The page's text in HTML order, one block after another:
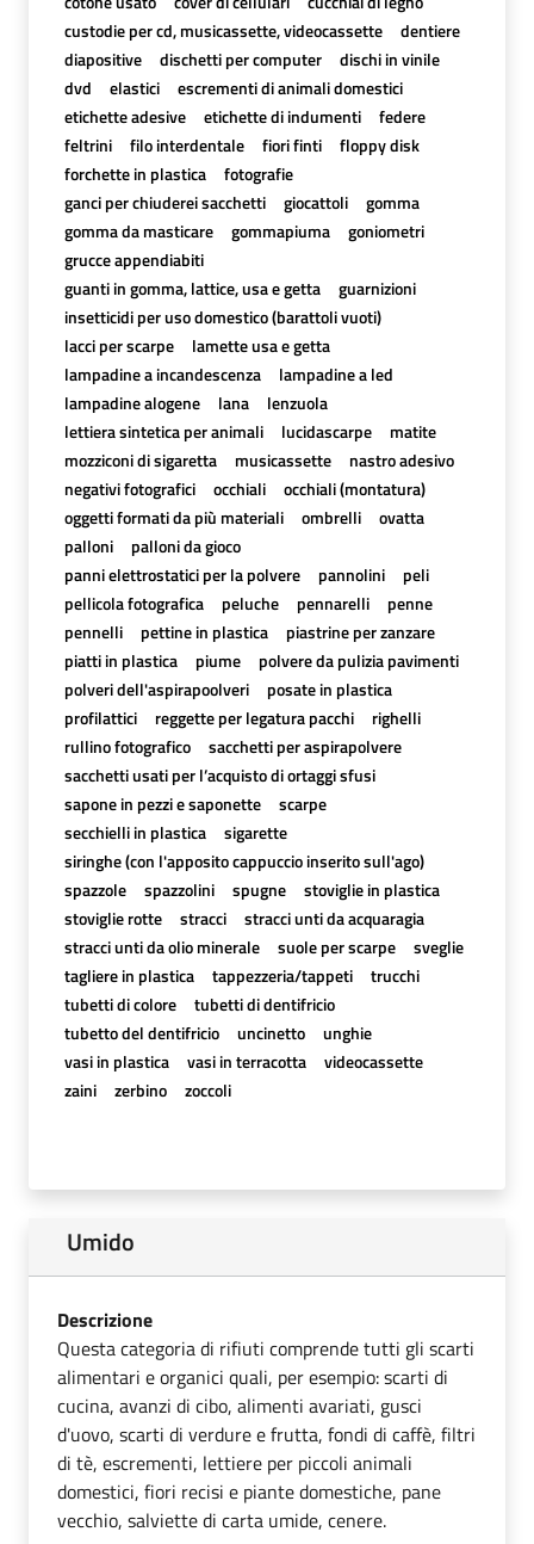
custodie per cd, musicassette, videocassette
dentiere
diapositive
dischetti per computer
dischi in vinile
dvd
elastici
escrementi di animali domestici
etichette adesive
etichette di indumenti
federe
feltrini
filo interdentale fiori finti
floppy disk
forchette in plastica
fotografie
ganci per chiuderei sacchetti
giocattoli
gomma
gomma da masticare
gommapiuma
goniometri
grucce appendiabiti
guanti in gomma, lattice, usa e getta
guarnizioni
insetticidi per uso domestico (barattoli vuoti)
lacci per scarpe
lamette usa e getta
lampadine a incandescenza
lampadine a led
lampadine alogene
lana
lenzuola
lettiera sintetica per animali
lucidascarpe
matite
mozziconi di sigaretta
musicassette
nastro adesivo
negativi fotografici
occhiali
occhiali (montatura)
oggetti formati da più materiali
ombrelli
ovatta
palloni
palloni da gioco
panni elettrostatici per la polvere
pannolini
peli
pellicola fotografica
peluche pennarelli
penne
pennelli
pettine in plastica
piastrine per zanzare
piatti in plastica
piume
polvere da pulizia pavimenti
polveri dell'aspirapoolveri
posate in plastica
profilattici
reggette per legatura pacchi
righelli
rullino fotografico
sacchetti per aspirapolvere
sacchetti usati per l’acquisto di ortaggi sfusi
sapone in pezzi e saponette
scarpe
secchielli in plastica
sigarette
siringhe (con l'apposito cappuccio inserito sull'ago)
spazzole
spazzolini spugne
stoviglie in plastica
stoviglie rotte
stracci
stracci unti da acquaragia
stracci unti da olio minerale
suole per scarpe
sveglie
tagliere in plastica
tappezzeria/tappeti
trucchi
tubetti di colore
tubetti di dentifricio
tubetto del dentifricio
uncinetto
unghie
vasi in plastica
vasi in terracotta
videocassette
zaini
zerbino zoccoli
Umido
Descrizione
Questa categoria di rifiuti comprende tutti gli scarti
alimentari e organici quali, per esempio: scarti di
cucina, avanzi di cibo, alimenti avariati, gusci
d'uovo, scarti di verdure e frutta, fondi di caffè, filtri
di tè, escrementi, lettiere per piccoli animali
domestici, fiori recisi e piante domestiche, pane
vecchio, salviette di carta umide, cenere.